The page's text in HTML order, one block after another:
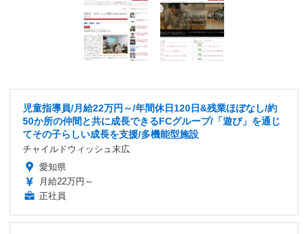
児童指導員/月給22万円～/年間休日120日&残業ほぼなし/約
50か所の仲間と共に成長できるFCグループ/「遊び」を通じ
てその子らしい成長を支援/多機能型施設
チャイルドウィッシュ末広
愛知県
月給22万円～
正社員